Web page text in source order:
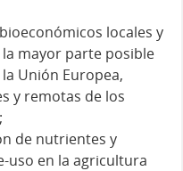
locales y
mayor parte posible
Unión Europea,
y remotas de los
de nutrientes y
uso en la agricultura